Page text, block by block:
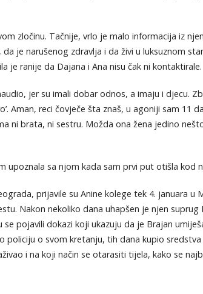
zločinu. Tačnije, vrlo je malo informacija iz
je narušenog zdravlja i da živi u luksuznom
je ranije da Dajana i Ana nisu čak ni kontaktirale.
jer su imali dobar odnos, a imaju i djecu.
Aman, reci čovječe šta znaš, u agoniji sam 11
ni brata, ni sestru. Možda ona žena jedino
upoznala sa njom kada sam prvi put otišla kod
prijavile su Anine kolege tek 4. januara u
Nakon nekoliko dana uhapšen je njen suprug
pojavili dokazi koji ukazuju da je Brajan
o svom kretanju, tih dana kupio sredstva
i na koji način se otarasiti tijela, kako se